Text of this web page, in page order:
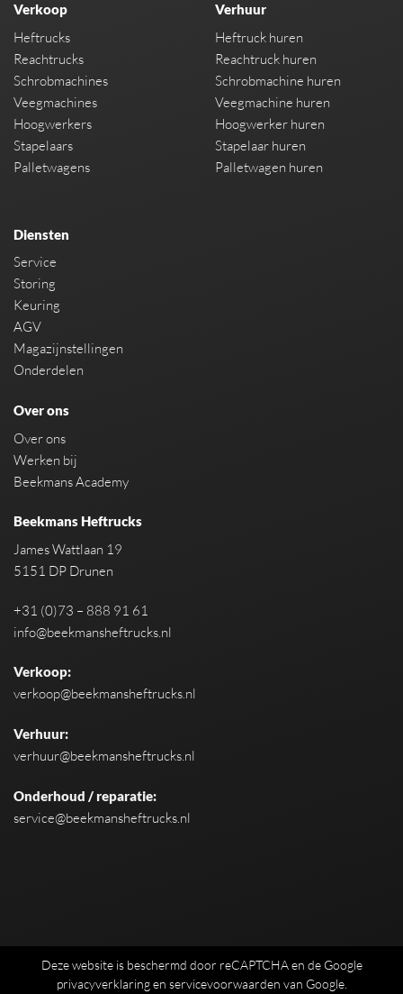
Verkoop
Heftrucks
Reachtrucks
Schrobmachines
Veegmachines
Hoogwerkers
Stapelaars
Palletwagens
Verhuur
Heftruck huren
Reachtruck huren
Schrobmachine huren
Veegmachine huren
Hoogwerker huren
Stapelaar huren
Palletwagen huren
Diensten
Service
Storing
Keuring
AGV
Magazijnstellingen
Onderdelen
Over ons
Over ons
Werken bij
Beekmans Academy
Beekmans Heftrucks
James Wattlaan 19
5151 DP Drunen
+31 (0)73 – 888 91 61
info@beekmansheftrucks.nl
Verkoop:
verkoop@beekmansheftrucks.nl
Verhuur:
verhuur@beekmansheftrucks.nl
Onderhoud / reparatie:
service@beekmansheftrucks.nl
Deze website is beschermd door reCAPTCHA en de Google
privacyverklaringen servicevoorwaarden van Google.